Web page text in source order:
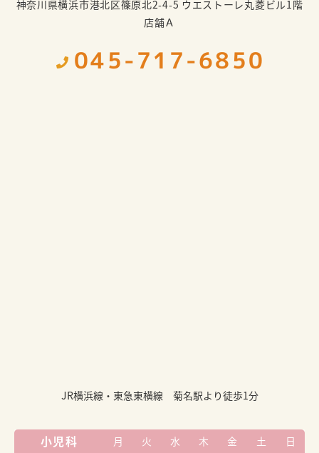
神奈川県横浜市港北区篠原北2-4-5 ウエストーレ丸菱ビル1階
店舗Ａ
045-717-6850
JR横浜線・東急東横線 菊名駅より徒歩1分
小児科 月 火 水 木 金 土 日